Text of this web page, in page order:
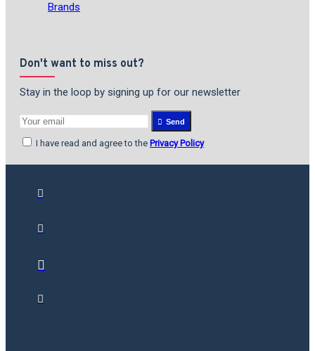
Brands
Don't want to miss out?
Stay in the loop by signing up for our newsletter
Send
I have read and agree to the Privacy Policy